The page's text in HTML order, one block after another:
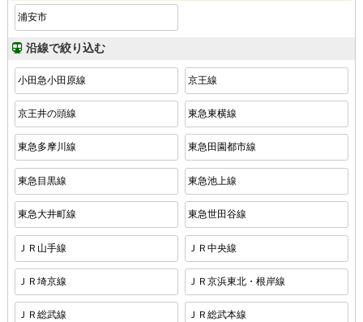
浦安市
沿線で絞り込む
小田急小田原線 京王線
京王井の頭線 東急東横線
東急多摩川線 東急田園都市線
東急目黒線 東急池上線
東急大井町線 東急世田谷線
ＪＲ山手線 ＪＲ中央線
ＪＲ埼京線 ＪＲ京浜東北・根岸線
ＪＲ総武線 ＪＲ総武本線